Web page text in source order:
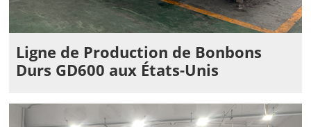
Ligne de Production de Bonbons
Durs GD600 aux États-Unis